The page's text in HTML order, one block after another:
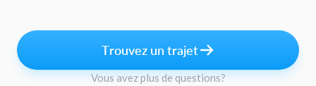
Trouvez un trajet
Vous avez plus de questions?